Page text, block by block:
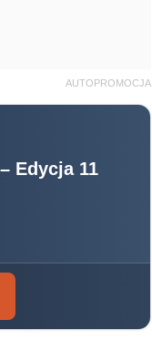
AUTOPROMOCJA
Edycja 11